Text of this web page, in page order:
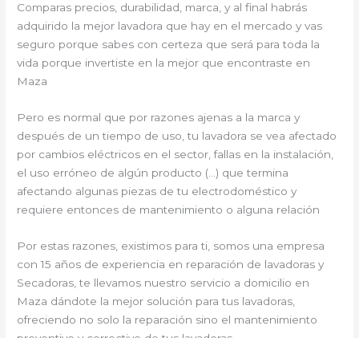
Comparas precios, durabilidad, marca, y al final habrás
adquirido la mejor lavadora que hay en el mercado y vas
seguro porque sabes con certeza que será para toda la
vida porque invertiste en la mejor que encontraste en
Maza
Pero es normal que por razones ajenas a la marca y
después de un tiempo de uso, tu lavadora se vea afectado
por cambios eléctricos en el sector, fallas en la instalación,
el uso erróneo de algún producto (…) que termina
afectando algunas piezas de tu electrodoméstico y
requiere entonces de mantenimiento o alguna relación
Por estas razones, existimos para ti, somos una empresa
con 15 años de experiencia en reparación de lavadoras y
Secadoras, te llevamos nuestro servicio a domicilio en
Maza dándote la mejor solución para tus lavadoras,
ofreciendo no solo la reparación sino el mantenimiento